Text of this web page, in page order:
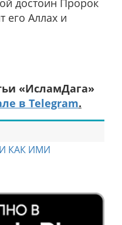
достоин Пророк
его Аллах и
«ИсламДага»
в Telegram.
КАК ИМИ